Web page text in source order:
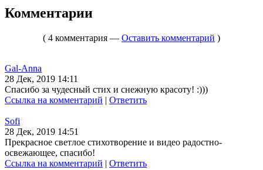
Комментарии
( 4 комментария — Оставить комментарий )
Gal-Anna
28 Дек, 2019 14:11
Спасибо за чудесный стих и снежную красоту! :)))
Ссылка на комментарий | Ответить
Sofi
28 Дек, 2019 14:51
Прекрасное светлое стихотворение и видео радостно-
освежающее, спасибо!
Ссылка на комментарий | Ответить